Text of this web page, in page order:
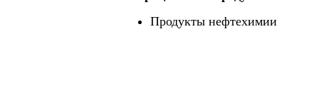
Продукты нефтехимии